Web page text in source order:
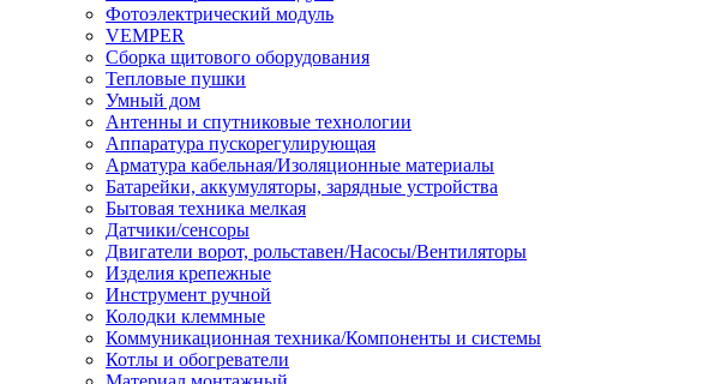
Фотоэлектрический модуль
VEMPER
Сборка щитового оборудования
Тепловые пушки
Умный дом
Антенны и спутниковые технологии
Аппаратура пускорегулирующая
Арматура кабельная/Изоляционные материалы
Батарейки, аккумуляторы, зарядные устройства
Бытовая техника мелкая
Датчики/сенсоры
Двигатели ворот, рольставен/Насосы/Вентиляторы
Изделия крепежные
Инструмент ручной
Колодки клеммные
Коммуникационная техника/Компоненты и системы
Котлы и обогреватели